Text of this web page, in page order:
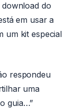
download do
em usar a
um kit especial
respondeu
uma
guia…”